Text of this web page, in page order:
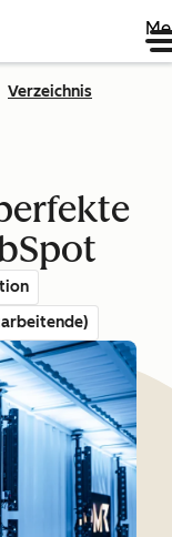
Verzeichnis